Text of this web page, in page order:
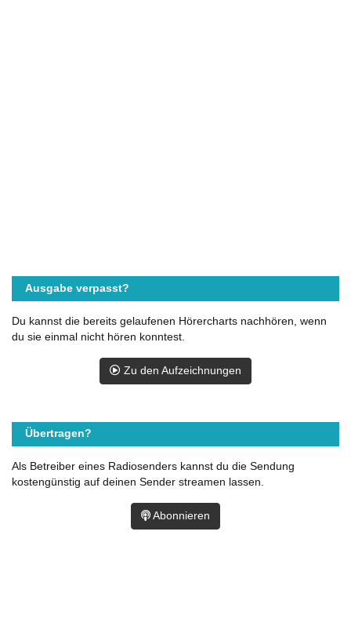
Ausgabe verpasst?
Du kannst die bereits gelaufenen Hörercharts nachhören, wenn
du sie einmal nicht hören konntest.
Zu den Aufzeichnungen
Übertragen?
Als Betreiber eines Radiosenders kannst du die Sendung
kostengünstig auf deinen Sender streamen lassen.
Abonnieren